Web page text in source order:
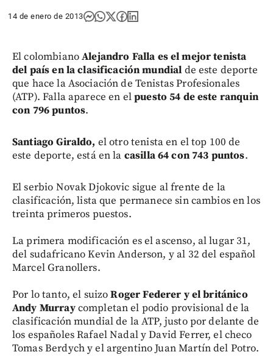
14 de enero de 2013
El colombianoAlejandro Falla es el mejor tenista
del país en la clasificación mundial de este deporte
que hace la Asociación de Tenistas Profesionales
(ATP). Falla aparece en elpuesto 54 de este ranquin
con 796 puntos.
Santiago Giraldo, el otro tenista en el top 100 de
este deporte, está en la casilla 64 con 743 puntos.
El serbio Novak Djokovic sigue al frente de la
clasificación, lista que permanece sin cambios en los
treinta primeros puestos.
La primera modificación es el ascenso, al lugar 31,
del sudafricano Kevin Anderson, y al 32 del español
Marcel Granollers.
Por lo tanto, el suizoRoger Federer y el británico
Andy Murraycompletan el podio provisional de la
clasificación mundial de la ATP, justo por delante de
los españoles Rafael Nadal y David Ferrer, el checo
Tomas Berdych y el argentino Juan Martín del Potro.